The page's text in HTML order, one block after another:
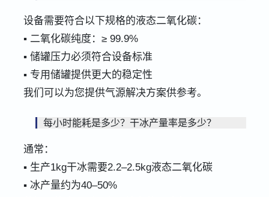
设备需要符合以下规格的液态二氧化碳：
▪ 二氧化碳纯度：≥ 99.9%
▪ 储罐压力必须符合设备标准
▪ 专用储罐提供更大的稳定性
我们可以为您提供气源解决方案供参考。
每小时能耗是多少？干冰产量率是多少？
通常：
▪ 生产1kg干冰需要2.2–2.5kg液态二氧化碳
▪ 冰产量约为40–50%